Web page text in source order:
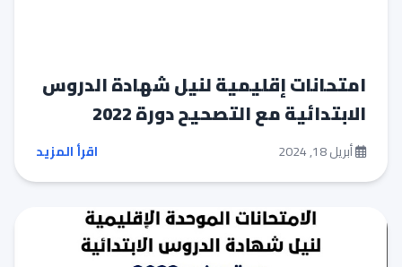
امتحانات إقليمية لنيل شهادة الدروس
الابتدائية مع التصحيح دورة 2022
أبريل 18, 2024 اقرأ المزيد